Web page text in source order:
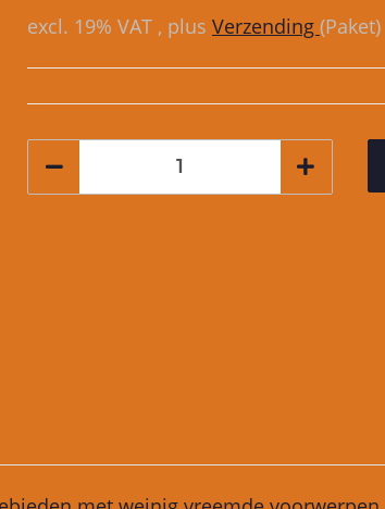
excl. 19% VAT , plus Verzending (Paket)